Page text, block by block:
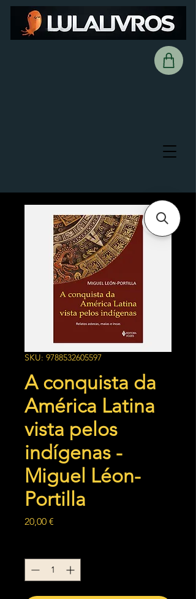
SKU: 9788532605597
A conquista da
América Latina
vista pelos
indígenas -
Miguel Léon-
Portilla
20,00 €